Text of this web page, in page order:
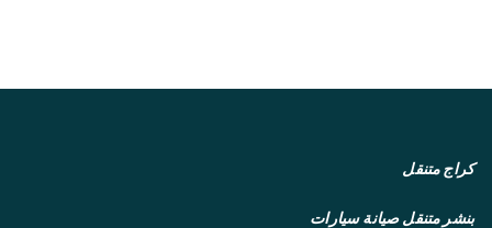
كراج متنقل
بنشر متنقلصيانة سيارات